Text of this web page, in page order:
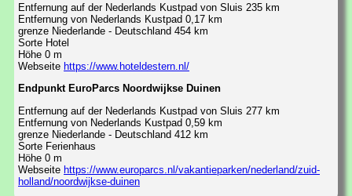
Entfernung auf der Nederlands Kustpad von Sluis 235 km
Entfernung von Nederlands Kustpad 0,17 km
grenze Niederlande - Deutschland 454 km
Sorte Hotel
Höhe 0 m
Webseite https://www.hoteldestern.nl/
Endpunkt EuroParcs Noordwijkse Duinen
Entfernung auf der Nederlands Kustpad von Sluis 277 km
Entfernung von Nederlands Kustpad 0,59 km
grenze Niederlande - Deutschland 412 km
Sorte Ferienhaus
Höhe 0 m
Webseite https://www.europarcs.nl/vakantieparken/nederland/zuid-
holland/noordwijkse-duinen